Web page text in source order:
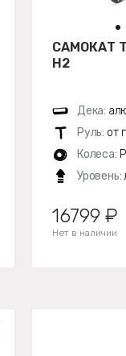
САМОКАТ
H2
Дека:
Руль: от
Колеса:
Уровень:
16799 ₽
Нет в наличии